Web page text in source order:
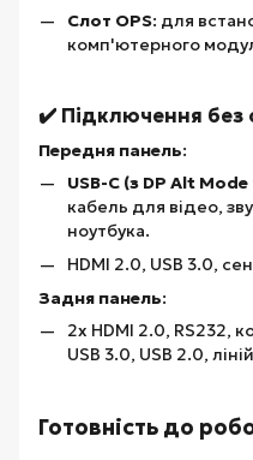
Слот OPS: для
комп'ютерного
✔️ Підключення без
Передня панель:
USB-C (з DP Alt
кабель для відео,
ноутбука.
HDMI 2.0, USB 3.0,
Задня панель:
2x HDMI 2.0, RS232,
USB 3.0, USB 2.0,
Готовність до